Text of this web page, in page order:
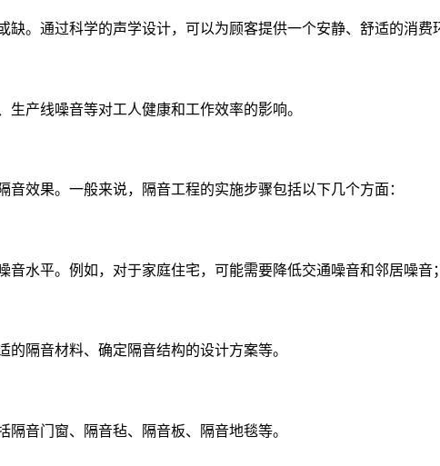
。通过科学的声学设计，可以为顾客提供一个安静、舒适的消费
产线噪音等对工人健康和工作效率的影响。
效果。一般来说，隔音工程的实施步骤包括以下几个方面：
水平。例如，对于家庭住宅，可能需要降低交通噪音和邻居噪
隔音材料、确定隔音结构的设计方案等。
音门窗、隔音毡、隔音板、隔音地毯等。